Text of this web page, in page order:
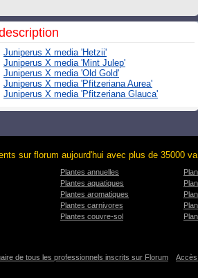
Juniperus X media 'Hetzii'
Juniperus X media 'Mint Julep'
Juniperus X media 'Old Gold'
Juniperus X media 'Pfitzeriana Aurea'
Juniperus X media 'Pfitzeriana Glauca'
sur florum aujourd'hui avec plus de 35000
Plantes annuelles
Plantes aquatiques
Plantes aromatiques
Plantes carnivores
Plantes couvre-sol
de tous les professionnels inscrits sur Florum